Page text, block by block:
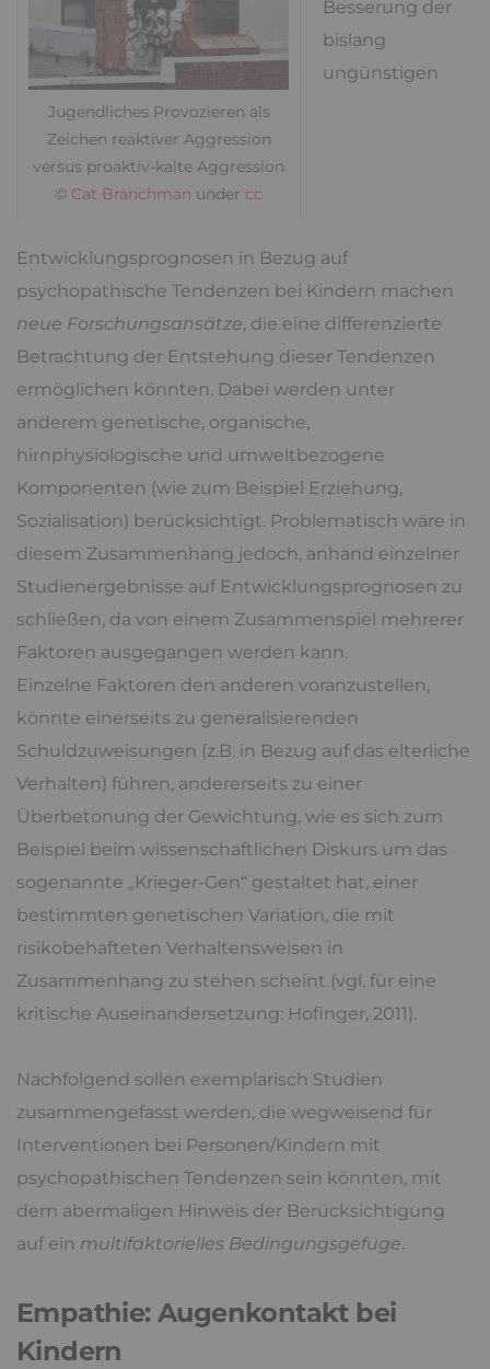
Jugendliches Provozieren als
Zeichen reaktiver Aggression
versus proaktiv-kalte Aggression
© Cat Branchman under cc
Besserung der
bislang
ungünstigen
Entwicklungsprognosen in Bezug auf
psychopathische Tendenzen bei Kindern machen
neue Forschungsansätze, die eine differenzierte
Betrachtung der Entstehung dieser Tendenzen
ermöglichen könnten. Dabei werden unter
anderem genetische, organische,
hirnphysiologische und umweltbezogene
Komponenten (wie zum Beispiel Erziehung,
Sozialisation) berücksichtigt. Problematisch wäre in
diesem Zusammenhang jedoch, anhand einzelner
Studienergebnisse auf Entwicklungsprognosen zu
schließen, da von einem Zusammenspiel mehrerer
Faktoren ausgegangen werden kann.
Einzelne Faktoren den anderen voranzustellen,
könnte einerseits zu generalisierenden
Schuldzuweisungen (z.B. in Bezug auf das elterliche
Verhalten) führen, andererseits zu einer
Überbetonung der Gewichtung, wie es sich zum
Beispiel beim wissenschaftlichen Diskurs um das
sogenannte „Krieger-Gen“ gestaltet hat, einer
bestimmten genetischen Variation, die mit
risikobehafteten Verhaltensweisen in
Zusammenhang zu stehen scheint (vgl. für eine
kritische Auseinandersetzung: Hofinger, 2011).
Nachfolgend sollen exemplarisch Studien
zusammengefasst werden, die wegweisend für
Interventionen bei Personen/Kindern mit
psychopathischen Tendenzen sein könnten, mit
dem abermaligen Hinweis der Berücksichtigung
auf ein multifaktorielles Bedingungsgefüge.
Empathie: Augenkontakt bei
Kindern